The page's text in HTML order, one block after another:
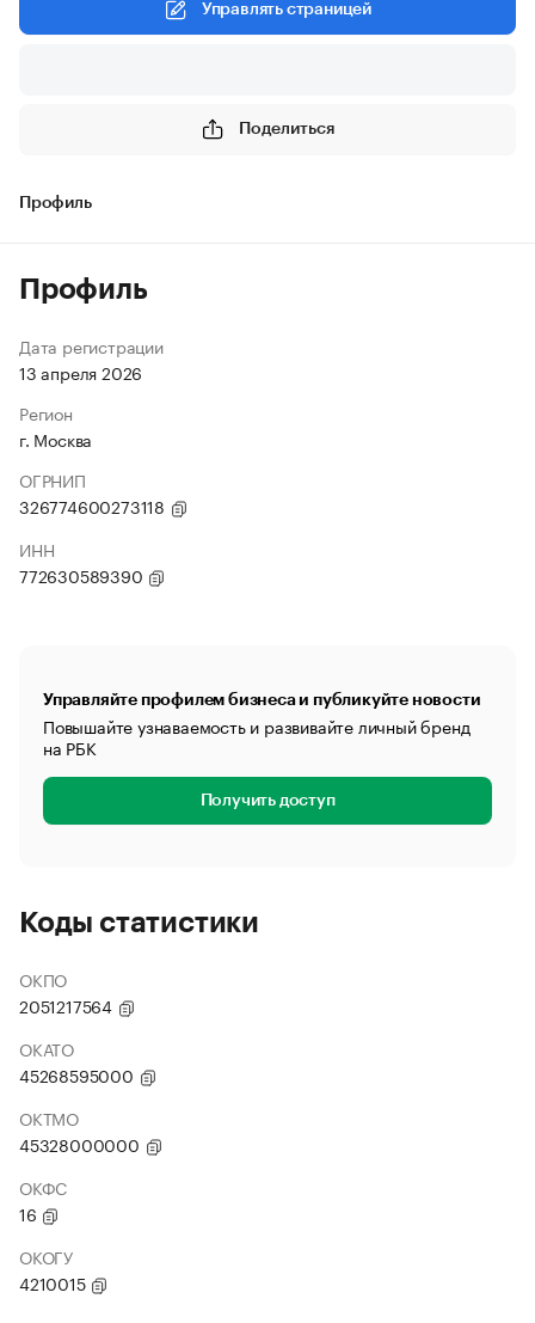
Управлять страницей
Поделиться
Профиль
Профиль
Дата регистрации
13 апреля 2026
Регион
г. Москва
ОГРНИП
326774600273118
ИНН
772630589390
Управляйте профилем бизнеса и публикуйте новости
Повышайте узнаваемость и развивайте личный бренд
на РБК
Получить доступ
Коды статистики
ОКПО
2051217564
ОКАТО
45268595000
ОКТМО
45328000000
ОКФС
16
ОКОГУ
4210015